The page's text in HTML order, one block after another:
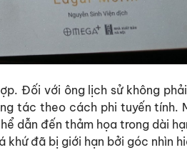
Đối với ông lịch sử không
tác theo cách phi tuyến tính.
dẫn đến thảm họa trong dài
khứ đã bị giới hạn bởi góc nhìn